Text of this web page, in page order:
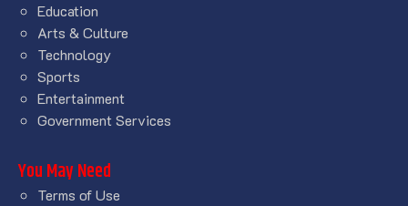
Education
Arts & Culture
Technology
Sports
Entertainment
Government Services
You May Need
Terms of Use